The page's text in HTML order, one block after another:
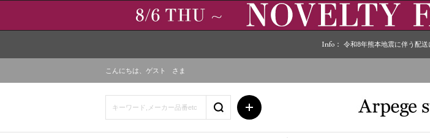
Info： 令和8年熊本地震に伴う配
こんにちは、 ゲスト さま